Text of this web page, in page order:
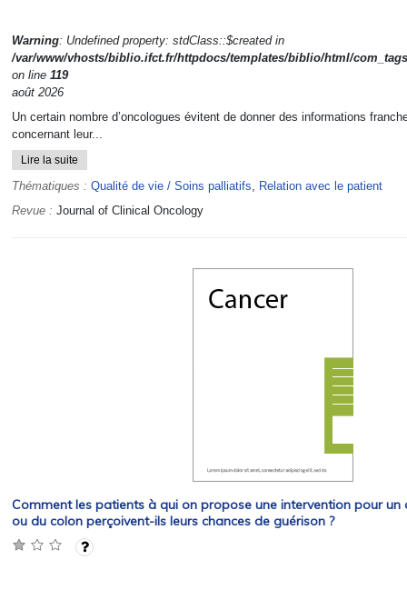
Warning: Undefined property: stdClass::$created in
/var/www/vhosts/biblio.ifct.fr/httpdocs/templates/biblio/html/
on line 119
août 2026
Un certain nombre d’oncologues évitent de donner des informations
concernant leur...
Lire la suite
Thématiques : Qualité de vie / Soins palliatifs, Relation avec le patient
Revue : Journal of Clinical Oncology
Comment les patients à qui on propose une intervention pour un
ou du colon perçoivent-ils leurs chances de guérison ?